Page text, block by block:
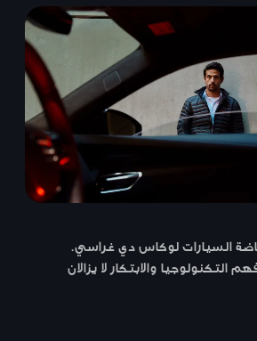
السيارات لوكاس دي غراسي.
التكنولوجيا والابتكار لا يزالان